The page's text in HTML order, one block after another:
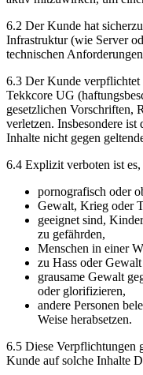
6.2 Der Kunde hat
Infrastruktur (wie Server
technischen
6.3 Der Kunde
Tekkcore UG
gesetzlichen Vorschriften,
verletzen. Insbesondere
Inhalte nicht gegen
6.4 Explizit verboten ist
pornografisch oder
Gewalt, Krieg oder
geeignet sind,
zu gefährden,
Menschen in einer
zu Hass oder
grausame Gewalt
oder glorifizieren,
andere Personen
Weise herabsetzen.
6.5 Diese Verpflichtungen
Kunde auf solche Inhalte